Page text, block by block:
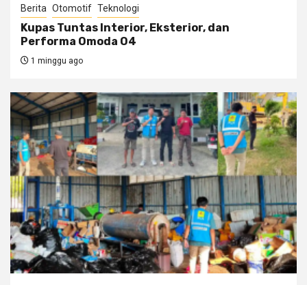
Berita Otomotif Teknologi
Kupas Tuntas Interior, Eksterior, dan
Performa Omoda O4
1 minggu ago